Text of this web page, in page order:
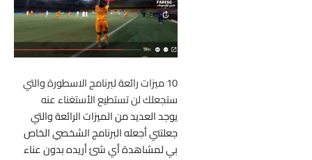
10 ميزات رائعة لبرنامج الاسطورة والتي
ستجعلك لن تستطيع الأستغناء عنه
يوجد العديد من الميزات الرائعة والتي
جعلتني أجعله البرنامج الشخصي الخاص
بي لمشاهدة أي شئ أريده بدون عناء